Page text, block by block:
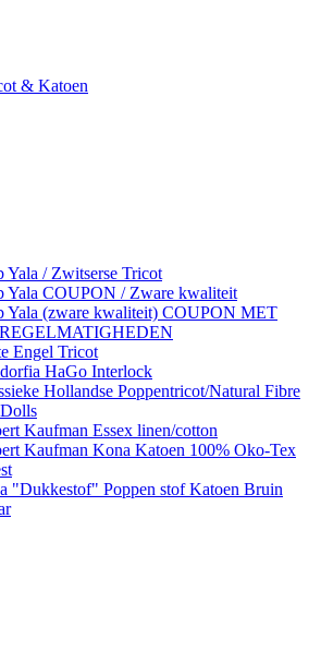
& Katoen
Yala / Zwitserse Tricot
Yala COUPON / Zware kwaliteit
Yala (zware kwaliteit) COUPON MET
Engel Tricot
HaGo Interlock
Hollandse Poppentricot/Natural Fibre
Kaufman Essex linen/cotton
Kaufman Kona Katoen 100% Oko-Tex
"Dukkestof" Poppen stof Katoen Bruin